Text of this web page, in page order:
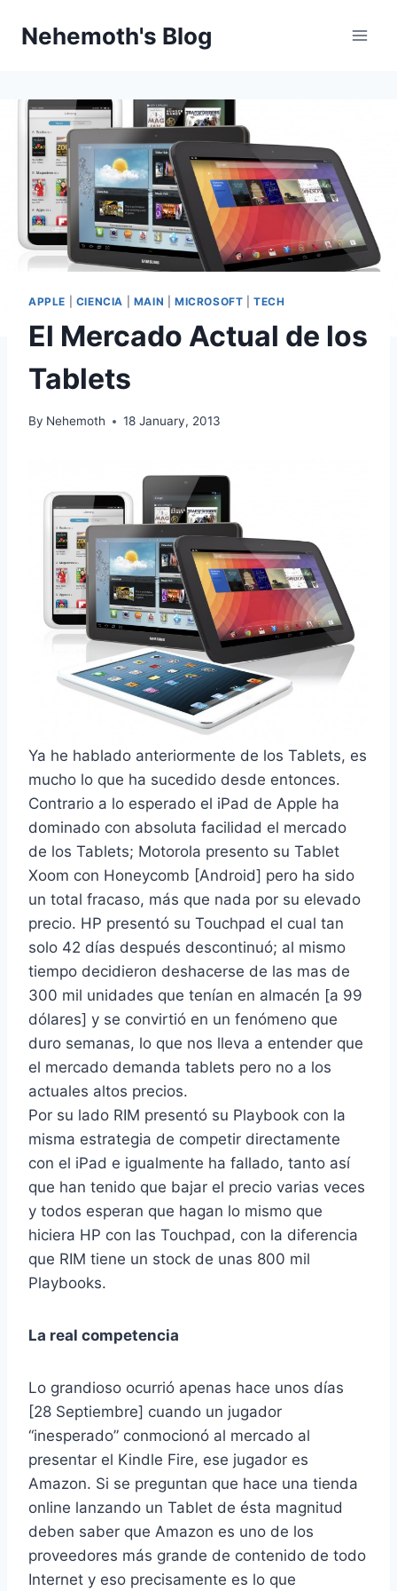
Nehemoth's Blog
APPLE CIENCIA MAIN MICROSOFT |TECH
El Mercado Actual de los
Tablets
By Nehemoth 18 January, 2013
Ya he hablado anteriormente de los Tablets, es
mucho lo que ha sucedido desde entonces.
Contrario a lo esperado el iPad de Apple ha
dominado con absoluta facilidad el mercado
de los Tablets; Motorola presento su Tablet
Xoom con Honeycomb [Android] pero ha sido
un total fracaso, más que nada por su elevado
precio. HP presentó su Touchpad el cual tan
solo 42 días después descontinuó; al mismo
tiempo decidieron deshacerse de las mas de
300 mil unidades que tenían en almacén [a 99
dólares] y se convirtió en un fenómeno que
duro semanas, lo que nos lleva a entender que
el mercado demanda tablets pero no a los
actuales altos precios.
Por su lado RIM presentó su Playbook con la
misma estrategia de competir directamente
con el iPad e igualmente ha fallado, tanto así
que han tenido que bajar el precio varias veces
y todos esperan que hagan lo mismo que
hiciera HP con las Touchpad, con la diferencia
que RIM tiene un stock de unas 800 mil
Playbooks.
La real competencia
Lo grandioso ocurrió apenas hace unos días
[28 Septiembre] cuando un jugador
“inesperado” conmocionó al mercado al
presentar el Kindle Fire, ese jugador es
Amazon. Si se preguntan que hace una tienda
online lanzando un Tablet de ésta magnitud
deben saber que Amazon es uno de los
proveedores más grande de contenido de todo
Internet y eso precisamente es lo que